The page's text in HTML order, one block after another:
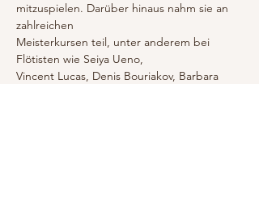
mitzuspielen. Darüber hinaus nahm sie an
zahlreichen
Meisterkursen teil, unter anderem bei
Flötisten wie Seiya Ueno,
Vincent Lucas, Denis Bouriakov, Barbara